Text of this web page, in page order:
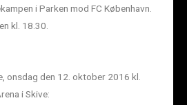
i Parken mod FC København.
kl. 18.30.
onsdag den 12. oktober 2016 kl.
i Skive: